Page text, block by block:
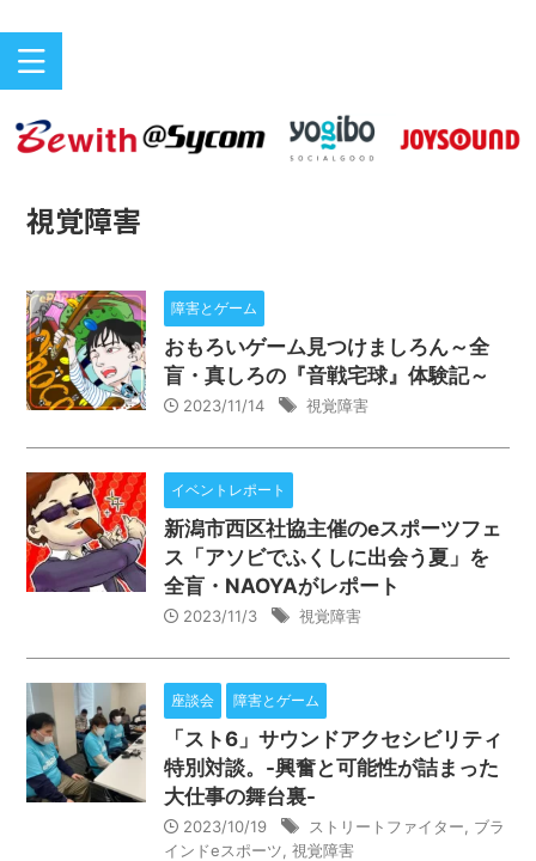
視覚障害
障害とゲーム
おもろいゲーム見つけましろん～全
盲・真しろの『音戦宅球』体験記～
2023/11/14 視覚障害
イベントレポート
新潟市西区社協主催のeスポーツフェ
ス「アソビでふくしに出会う夏」を
全盲・NAOYAがレポート
2023/11/3 視覚障害
座談会 障害とゲーム
「スト6」サウンドアクセシビリティ
特別対談。-興奮と可能性が詰まった
大仕事の舞台裏-
2023/10/19 ストリートファイター
ブラ
インドeスポーツ ,視覚障害